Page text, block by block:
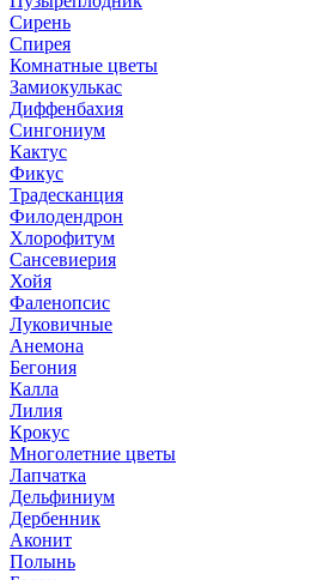
Сирень
Спирея
Комнатные цветы
Замиокулькас
Диффенбахия
Сингониум
Кактус
Фикус
Традесканция
Филодендрон
Хлорофитум
Сансевиерия
Хойя
Фаленопсис
Луковичные
Анемона
Бегония
Калла
Лилия
Крокус
Многолетние цветы
Лапчатка
Дельфиниум
Дербенник
Аконит
Полынь